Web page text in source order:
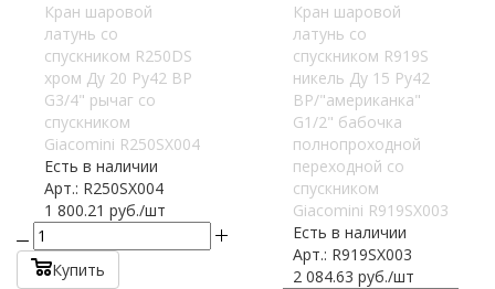
Кран шаровой
латунь со
спускником R250DS
хром Ду 20 Ру42 ВР
G3/4" рычаг со
спускником
Giacomini R250SX004
Есть в наличии
Арт.: R250SX004
1 800.21 руб./шт
Купить
Кран шаровой
латунь со
спускником R919S
никель Ду 15 Ру42
ВР/"американка"
G1/2" бабочка
полнопроходной
переходной со
спускником
Giacomini R919SX003
Есть в наличии
Арт.: R919SX003
2 084.63 руб./шт